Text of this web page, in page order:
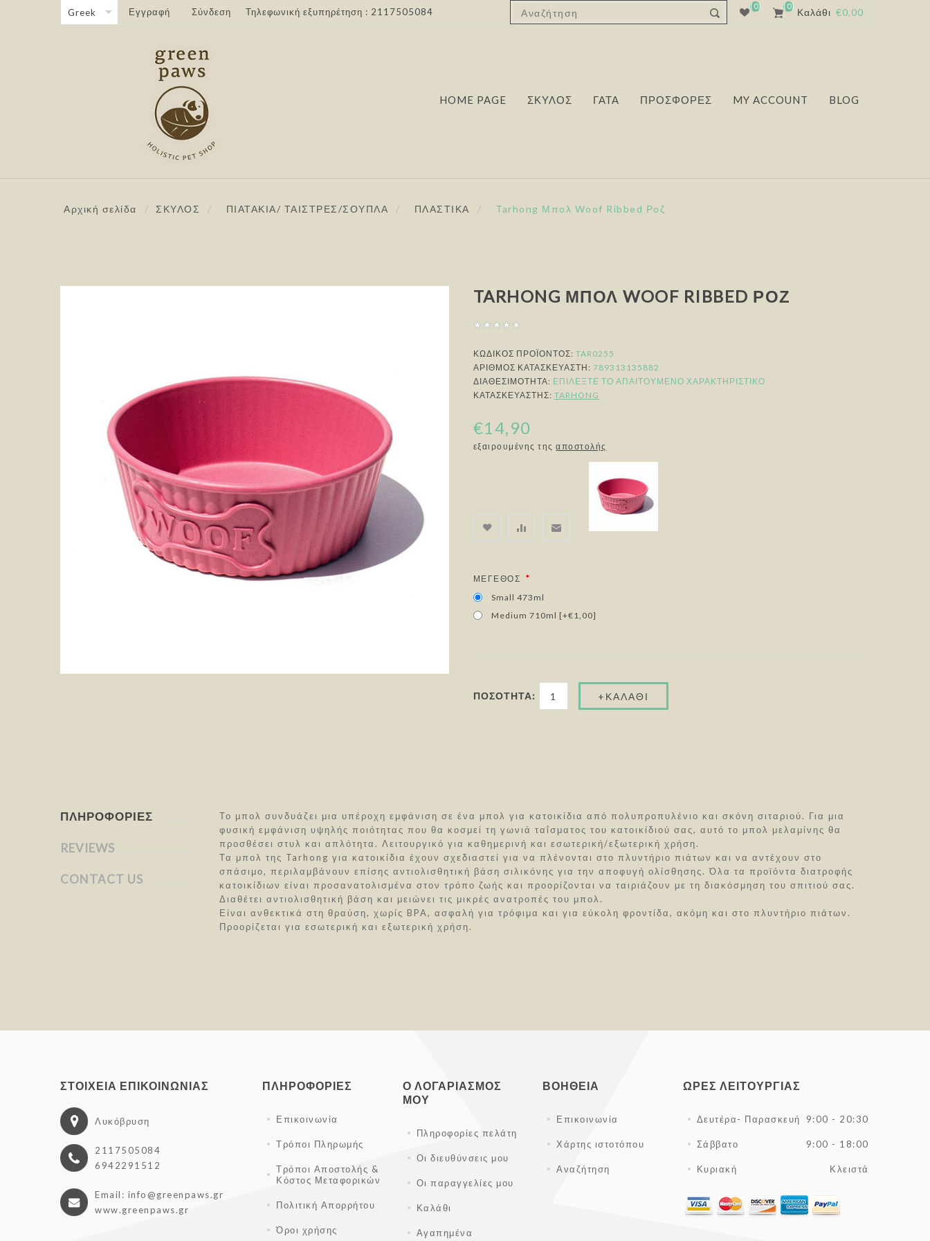
Εγγραφή Σύνδεση Τηλεφωνική εξυπηρέτηση : 2117505084
(0) (0)
Καλάθι €0,00
HOME PAGE ΣΚΥΛΟΣ ΓΑΤΑ ΠΡΟΣΦΟΡΕΣ MY ACCOUNT BLOG
Αρχική σελίδα / ΣΚΥΛΟΣ / ΠΙΑΤΑΚΙΑ/ ΤΑΙΣΤΡΕΣ/ΣΟΥΠΛΑ / ΠΛΑΣΤΙΚΑ / Tarhong Μπολ Woof Ribbed Ροζ
TARHONG ΜΠΟΛ WOOF RIBBED ΡΟΖ
ΚΩΔΙΚΟΣ ΠΡΟΪΟΝΤΟΣ: TAR0255
ΑΡΙΘΜΌΣ ΚΑΤΑΣΚΕΥΑΣΤΉ: 789313135882
ΔΙΑΘΕΣΙΜΌΤΗΤΑ: ΕΠΙΛΈΞΤΕ ΤΟ ΑΠΑΙΤΟΎΜΕΝΟ ΧΑΡΑΚΤΗΡΙΣΤΙΚΌ
ΚΑΤΑΣΚΕΥΑΣΤΉΣ: TARHONG
€14,90
εξαιρουμένης τηςαποστολής
ΜΈΓΕΘΟΣ *
Small 473ml
Medium 710ml [+€1,00]
ΠΟΣΌΤΗΤΑ:
ΠΛΗΡΟΦΟΡΊΕΣ
REVIEWS
CONTACT US
Το μπολ συνδυάζει μια υπέροχη εμφάνιση σε ένα μπολ για κατοικίδια από πολυπροπυλένιο και σκόνη σιταριού. Για μια
φυσική εμφάνιση υψηλής ποιότητας που θα κοσμεί τη γωνιά ταΐσματος του κατοικίδιού σας, αυτό το μπολ μελαμίνης θα
προσθέσει στυλ και απλότητα. Λειτουργικό για καθημερινή και εσωτερική/εξωτερική χρήση.
Τα μπολ της Tarhong για κατοικίδια έχουν σχεδιαστεί για να πλένονται στο πλυντήριο πιάτων και να αντέχουν στο
σπάσιμο, περιλαμβάνουν επίσης αντιολισθητική βάση σιλικόνης για την αποφυγή ολίσθησης. Όλα τα προϊόντα διατροφής
κατοικίδιων είναι προσανατολισμένα στον τρόπο ζωής και προορίζονται να ταιριάζουν με τη διακόσμηση του σπιτιού σας.
Διαθέτει αντιολισθητική βάση και μειώνει τις μικρές ανατροπές του μπολ.
Είναι ανθεκτικά στη θραύση, χωρίς BPA, ασφαλή για τρόφιμα και για εύκολη φροντίδα, ακόμη και στο πλυντήριο πιάτων.
Προορίζεται για εσωτερική και εξωτερική χρήση.
ΣΤΟΙΧΕΊΑ ΕΠΙΚΟΙΝΩΝΊΑΣ
Λυκόβρυση
2117505084
6942291512
Email: info@greenpaws.gr
www.greenpaws.gr
ΠΛΗΡΟΦΟΡΊΕΣ
Επικοινωνία
Τρόποι Πληρωμής
Τρόποι Αποστολής &
Κόστος Μεταφορικών
Πολιτική Απορρήτου
Όροι χρήσης
Ο ΛΟΓΑΡΙΑΣΜΌΣ
ΜΟΥ
Πληροφορίες πελάτη
Οι διευθύνσεις μου
Οι παραγγελίες μου
Καλάθι
Αγαπημένα
ΒΟΉΘΕΙΑ
Επικοινωνία
Χάρτης ιστοτόπου
Αναζήτηση
ΏΡΕΣ ΛΕΙΤΟΥΡΓΊΑΣ
Δευτέρα- Παρασκευή 9:00 - 20:30
Σάββατο 9:00 - 18:00
Κυριακή Κλειστά